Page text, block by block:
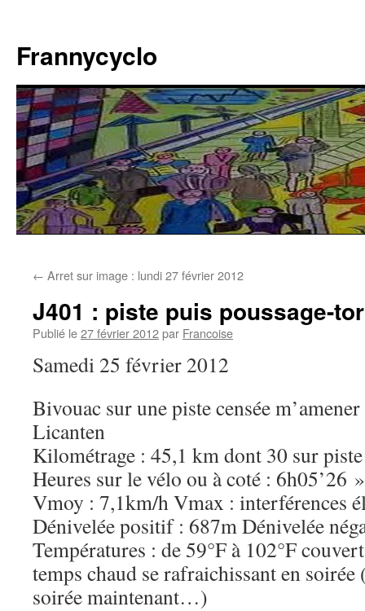
contenu
Frannycyclo
← Arret sur image : lundi 27 février 2012
J401 : piste puis poussage-
Publié le27 février 2012par Francoise
Samedi 25 février 2012
Bivouac sur une piste censée
Licanten
Kilométrage : 45,1 km dont 30 sur piste
Heures sur le vélo ou à coté : 6h05’26 »
Vmoy : 7,1km/h Vmax : interférences
Dénivelée positif : 687m Dénivelée
Températures : de 59°F à 102°F
temps chaud se rafraichissant en
soirée maintenant…)